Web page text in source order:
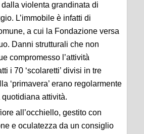
violenta grandinata di
L’immobile è infatti di
a cui la Fondazione versa
Danni strutturali che non
compromesso l’attività
i 70 ‘scolaretti’ divisi in tre
‘primavera’ erano regolarmente
attività.
all’occhiello, gestito con
e oculatezza da un consiglio